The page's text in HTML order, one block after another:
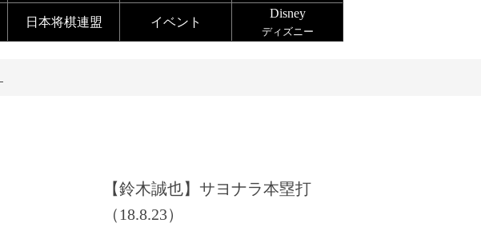
日本将棋連盟 イベント
Disney
ディズニー
【鈴木誠也】サヨナラ本塁打
（18.8.23）